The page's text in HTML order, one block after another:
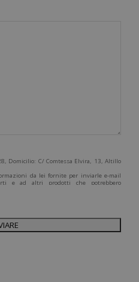
Domicilio: C/ Comtessa Elvira, 13, Altillo
da lei fornite per inviarle e-mail
e ad altri prodotti che potrebbero
Consenso dell'interessato. Diritti:
sufficientemente e contattandoci
e/o via e-mail):